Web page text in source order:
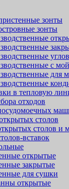
зонты
зонты
с
для
в тепловую
отходов
столов
столов и
вставок
открытые
закрытые
для сушки
открытые